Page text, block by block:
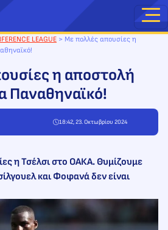
LEAGUE > Με πολλές απουσίες η
η αποστολή
Παναθηναϊκό!
18:42, 23. Οκτωβρίου 2024
η Τσέλσι στο ΟΑΚΑ. Θυμίζουμε
και Φοφανά δεν είναι